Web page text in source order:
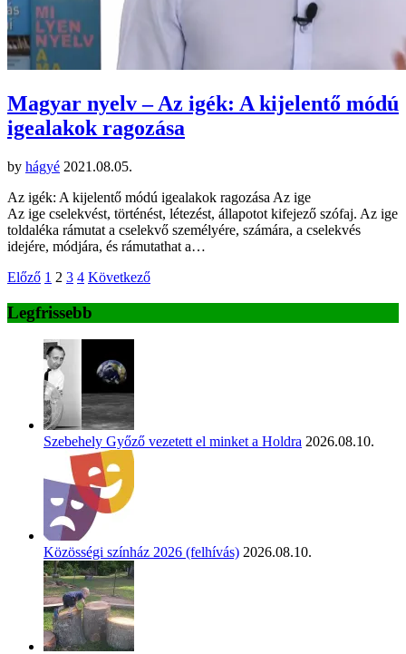
Magyar nyelv – Az igék: A kijelentő módú
igealakok ragozása
by hágyé 2021.08.05.
Az igék: A kijelentő módú igealakok ragozása Az ige
Az ige cselekvést, történést, létezést, állapotot kifejező szófaj. Az ige
toldaléka rámutat a cselekvő személyére, számára, a cselekvés
idejére, módjára, és rámutathat a…
Bejegyzések
lapozása
Előző 1 2 3 4 Következő
Legfrissebb
Szebehely Győző vezetett el minket a Holdra 2026.08.10.
Közösségi színház 2026 (felhívás) 2026.08.10.